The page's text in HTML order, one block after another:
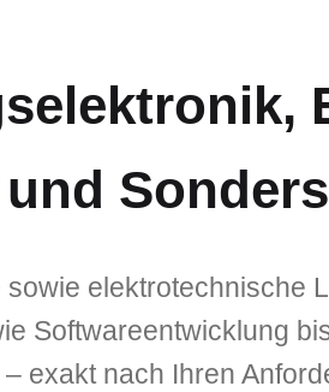
elektrotechnische
Softwareentwicklung
exakt nach Ihren